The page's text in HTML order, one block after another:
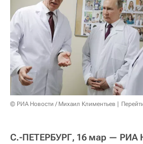
© РИА Новости / Михаил Климентьев
С.-ПЕТЕРБУРГ, 16 мар — РИА